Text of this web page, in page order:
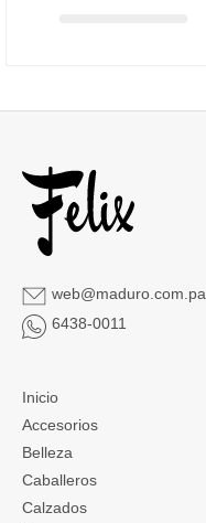
web@maduro.com.pa
6438-0011
Inicio
Accesorios
Belleza
Caballeros
Calzados